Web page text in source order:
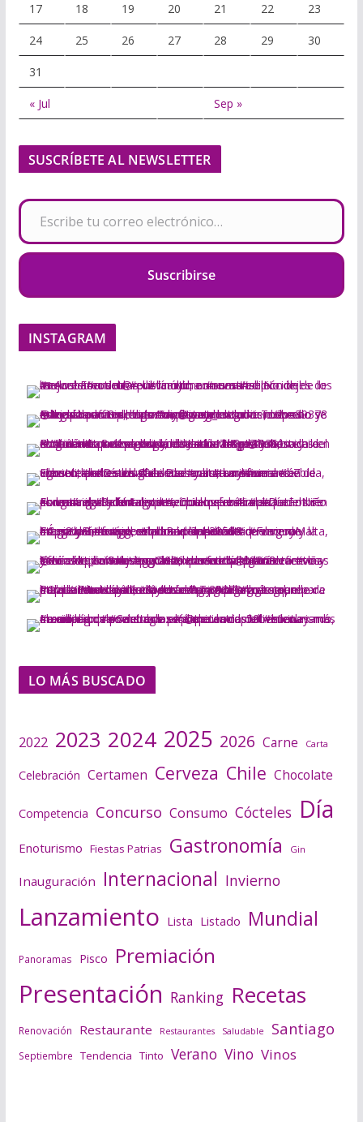
17 18 19 20 21 22 23
24 25 26 27 28 29 30
31
« Jul Sep »
SUSCRÍBETE AL NEWSLETTER
Escribe tu correo electrónico…
Suscribirse
INSTAGRAM
LO MÁS BUSCADO
2022 2023 2024 2025 2026 Carne Carta
Celebración Certamen Cerveza Chile Chocolate
Competencia Concurso Consumo Cócteles Día
Enoturismo Fiestas Patrias Gastronomía Gin
Inauguración Internacional Invierno
Lanzamiento Lista Listado Mundial
Panoramas Pisco Premiación
Presentación Ranking Recetas
Renovación Restaurante Restaurantes Saludable Santiago
Septiembre Tendencia Tinto Verano Vino Vinos